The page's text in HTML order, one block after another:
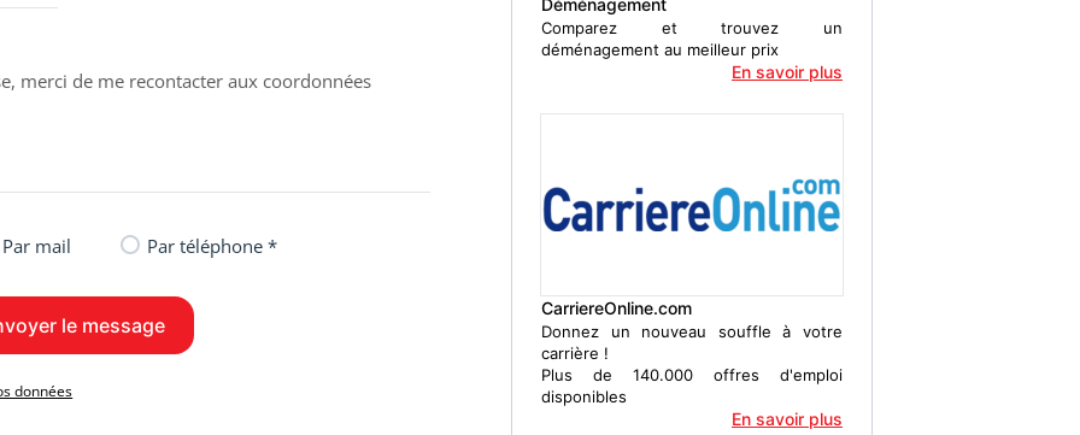
Par mail Par téléphone *
données
Comparez et trouvez un
déménagement au meilleur prix
En savoir plus
CarriereOnline.com
Donnez un nouveau souffle à votre
carrière !
Plus de 140.000 offres d'emploi
disponibles
En savoir plus